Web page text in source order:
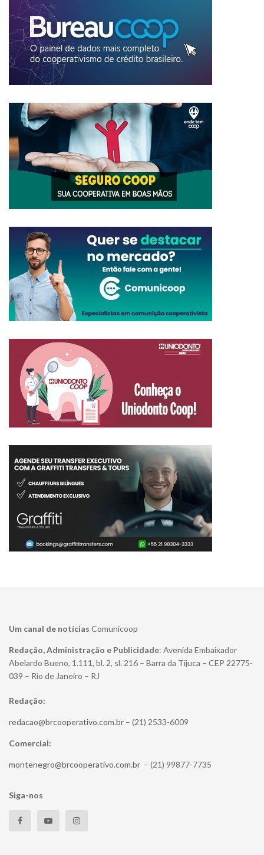
Um canal de notícias Comunicoop
Redação, Administração e Publicidade: Avenida Embaixador
Abelardo Bueno, 1.111, bl. 2, sl. 216 – Barra da Tijuca – CEP 22775-
039 – Rio de Janeiro – RJ
Redação:
redacao@brcooperativo.com.br – (21) 2533-6009
Comercial:
montenegro@brcooperativo.com.br – (21) 99877-7735
Siga-nos